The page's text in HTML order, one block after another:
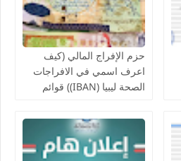
حزم الإفراج المالي (كيف
اعرف اسمي في الافراجات
الصحة ليبيا (IBAN)) قوائم
الخدمات المالية الحجر
الزراعي ,جهاز حرس المنشآت
النفطية,جامعة المرقب, فزان,